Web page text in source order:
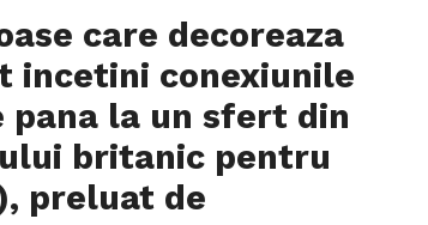
care decoreaza
incetini conexiunile
la un sfert din
britanic pentru
preluat de